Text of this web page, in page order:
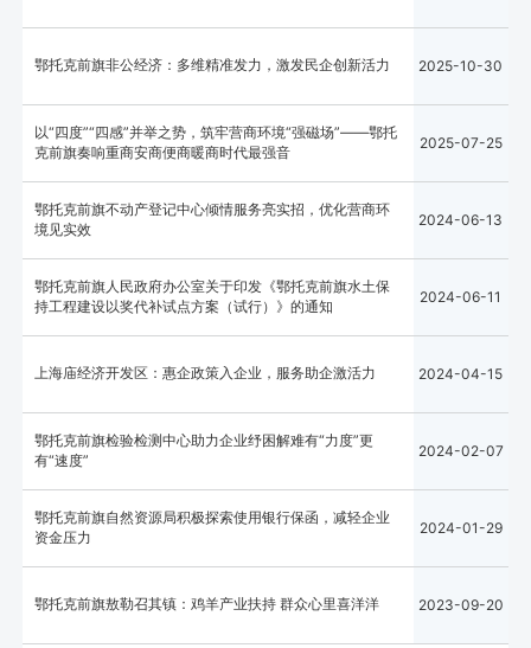
鄂托克前旗非公经济：多维精准发力，激发民企创新活力 2025-10-30
以“四度”“四感”并举之势，筑牢营商环境“强磁场”——鄂托
克前旗奏响重商安商便商暖商时代最强音
2025-07-25
鄂托克前旗不动产登记中心倾情服务亮实招，优化营商环
境见实效
2024-06-13
鄂托克前旗人民政府办公室关于印发《鄂托克前旗水土保
持工程建设以奖代补试点方案（试行）》的通知
2024-06-11
上海庙经济开发区：惠企政策入企业，服务助企激活力 2024-04-15
鄂托克前旗检验检测中心助力企业纾困解难有“力度”更
有“速度”
2024-02-07
鄂托克前旗自然资源局积极探索使用银行保函，减轻企业
资金压力
2024-01-29
鄂托克前旗敖勒召其镇：鸡羊产业扶持 群众心里喜洋洋 2023-09-20